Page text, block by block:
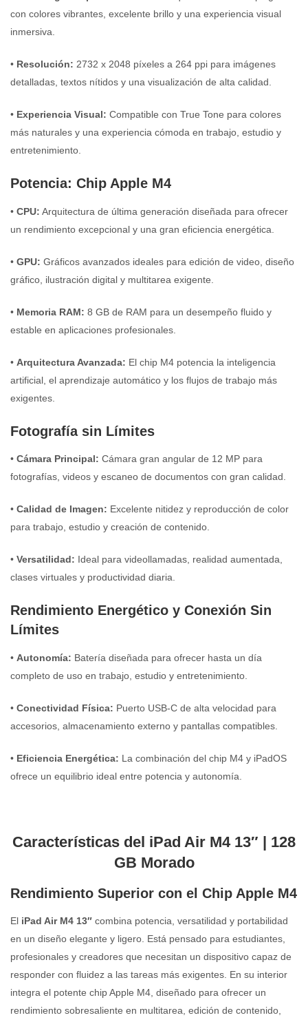
con colores vibrantes, excelente brillo y una experiencia visual
inmersiva.
• Resolución: 2732 x 2048 píxeles a 264 ppi para imágenes
detalladas, textos nítidos y una visualización de alta calidad.
• Experiencia Visual: Compatible con True Tone para colores
más naturales y una experiencia cómoda en trabajo, estudio y
entretenimiento.
Potencia: Chip Apple M4
• CPU: Arquitectura de última generación diseñada para ofrecer
un rendimiento excepcional y una gran eficiencia energética.
• GPU: Gráficos avanzados ideales para edición de video, diseño
gráfico, ilustración digital y multitarea exigente.
• Memoria RAM: 8 GB de RAM para un desempeño fluido y
estable en aplicaciones profesionales.
• Arquitectura Avanzada: El chip M4 potencia la inteligencia
artificial, el aprendizaje automático y los flujos de trabajo más
exigentes.
Fotografía sin Límites
• Cámara Principal: Cámara gran angular de 12 MP para
fotografías, videos y escaneo de documentos con gran calidad.
• Calidad de Imagen: Excelente nitidez y reproducción de color
para trabajo, estudio y creación de contenido.
• Versatilidad: Ideal para videollamadas, realidad aumentada,
clases virtuales y productividad diaria.
Rendimiento Energético y Conexión Sin
Límites
• Autonomía: Batería diseñada para ofrecer hasta un día
completo de uso en trabajo, estudio y entretenimiento.
• Conectividad Física: Puerto USB-C de alta velocidad para
accesorios, almacenamiento externo y pantallas compatibles.
• Eficiencia Energética: La combinación del chip M4 y iPadOS
ofrece un equilibrio ideal entre potencia y autonomía.
Características del iPad Air M4 13″ | 128
GB Morado
Rendimiento Superior con el Chip Apple M4
El iPad Air M4 13″ combina potencia, versatilidad y portabilidad
en un diseño elegante y ligero. Está pensado para estudiantes,
profesionales y creadores que necesitan un dispositivo capaz de
responder con fluidez a las tareas más exigentes. En su interior
integra el potente chip Apple M4, diseñado para ofrecer un
rendimiento sobresaliente en multitarea, edición de contenido,